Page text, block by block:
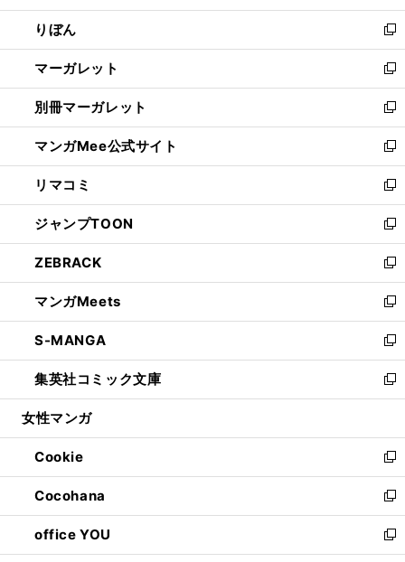
開
く
ウ
で
開
く
ン
ド
ウ
で
開
く
ウ
ィ
ン
ド
ウ
で
開
く
りぼん
新
し
い
ウ
ィ
ン
ド
ウ
で
開
く
マーガレット
新
し
い
ウ
ィ
ン
ド
ウ
で
開
く
別冊マーガレット
新
し
い
ウ
ィ
ン
ド
ウ
で
開
く
マンガMee公式サイト
新
し
い
ウ
ィ
ン
ド
ウ
で
開
く
リマコミ
新
し
い
ウ
ィ
ン
ド
ウ
で
開
く
ジャンプTOON
新
し
い
ウ
ィ
ン
ド
ウ
で
開
ZEBRACK
新
し
い
ウ
ィ
ン
ド
ウ
開
く
マンガMeets
新
し
い
ウ
ィ
ン
ウ
で
開
く
S-MANGA
新
し
い
ウ
ン
ド
ウ
で
開
く
集英社コミック文庫
新
し
ウ
ィ
ン
ド
ウ
で
開
女性マンガ
Cookie
新
し
い
ウ
ィ
ン
Cocohana
新
し
い
ウ
office YOU
新
し